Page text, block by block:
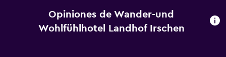
Opiniones de Wander-und
Wohlfühlhotel Landhof Irschen